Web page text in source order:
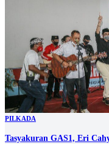
PILKADA
Tasyakuran GAS1, Eri